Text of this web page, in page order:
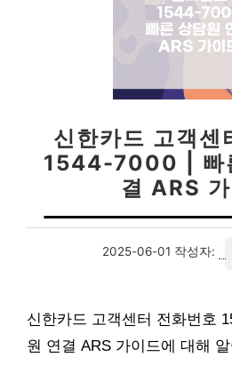
신한카드 고객센
1544-7000 | 빠
결 ARS
2025-06-01 작성자:
신한카드 고객센터 전화번호
원 연결 ARS 가이드에 대해